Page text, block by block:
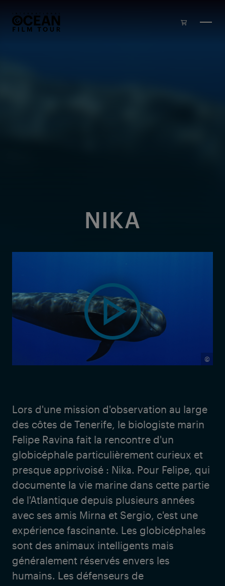
NIKA
©
Lors d'une mission d'observation au large
des côtes de Tenerife, le biologiste marin
Felipe Ravina fait la rencontre d'un
globicéphale particulièrement curieux et
presque apprivoisé : Nika. Pour Felipe, qui
documente la vie marine dans cette partie
de l'Atlantique depuis plusieurs années
avec ses amis Mirna et Sergio, c'est une
expérience fascinante. Les globicéphales
sont des animaux intelligents mais
généralement réservés envers les
humains. Les défenseurs de